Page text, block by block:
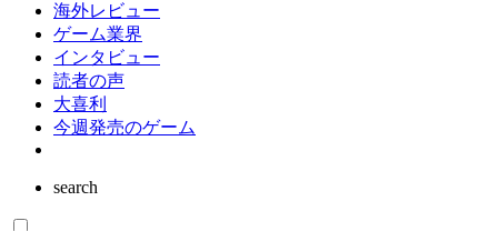
海外レビュー
ゲーム業界
インタビュー
読者の声
大喜利
今週発売のゲーム
search